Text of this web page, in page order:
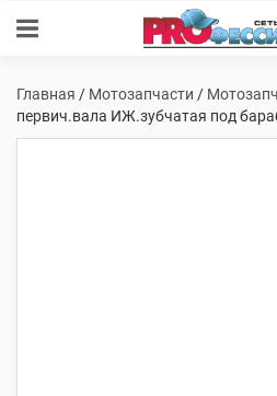
Главная / Мотозапчасти /
первич.вала ИЖ.зубчатая под